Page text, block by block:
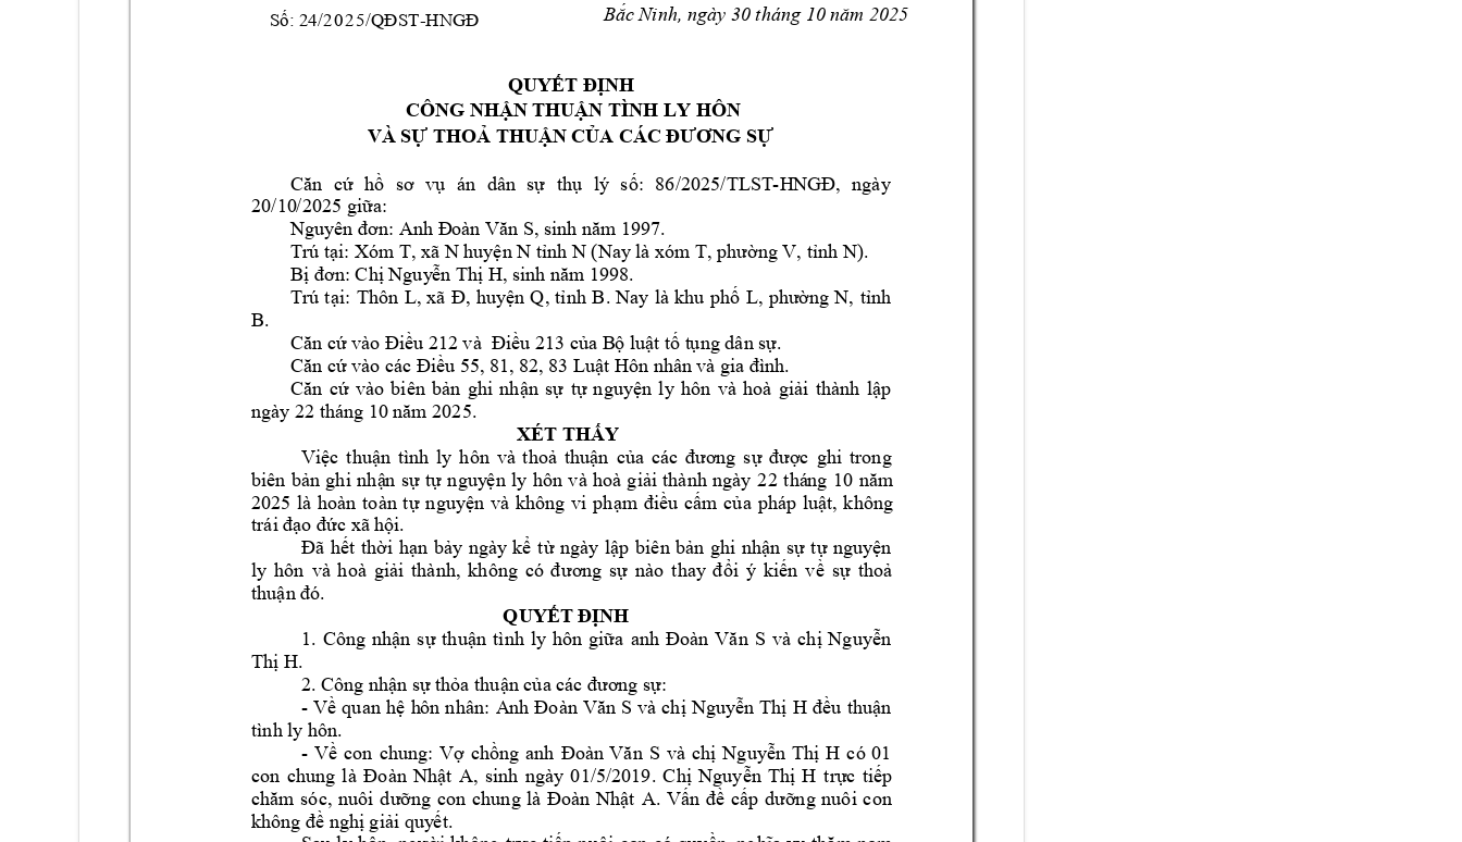
Số: 24/2025/QĐST-HNGĐ Bắc Ninh, ngày 30 tháng 10 năm 2025
QUYẾT ĐỊNH
CÔNG NHẬN THUẬN TÌNH LY HÔN
VÀ SỰ THOẢ THUẬN CỦA CÁC ĐƯƠNG SỰ
Căn cứ hồ sơ vụ án dân sự thụ lý số: 86/2025/TLST-HNGĐ, ngày
20/10/2025 giữa:
Nguyên đơn: Anh Đoàn Văn S, sinh năm 1997.
Trú tại: Xóm T, xã N huyện N tỉnh N (Nay là xóm T, phường V, tỉnh N).
Bị đơn: Chị Nguyễn Thị H, sinh năm 1998.
Trú tại: Thôn L, xã Đ, huyện Q, tỉnh B. Nay là khu phố L, phường N, tỉnh
B.
Căn cứ vào Điều 212 và Điều 213 của Bộ luật tố tụng dân sự.
Căn cứ vào các Điều 55, 81, 82, 83 Luật Hôn nhân và gia đình.
Căn cứ vào biên bản ghi nhận sự tự nguyện ly hôn và hoà giải thành lập
ngày 22 tháng 10 năm 2025.
XÉT THẤY
Việc thuận tình ly hôn và thoả thuận của các đương sự được ghi trong
biên bản ghi nhận sự tự nguyện ly hôn và hoà giải thành ngày 22 tháng 10 năm
2025 là hoàn toàn tự nguyện và không vi phạm điều cấm của pháp luật, không
trái đạo đức xã hội.
Đã hết thời hạn bảy ngày kể từ ngày lập biên bản ghi nhận sự tự nguyện
ly hôn và hoà giải thành, không có đương sự nào thay đổi ý kiến về sự thoả
thuận đó.
QUYẾT ĐỊNH
1. Công nhận sự thuận tình ly hôn giữa anh Đoàn Văn S và chị Nguyễn
Thị H.
2. Công nhận sự thỏa thuận của các đương sự:
- Về quan hệ hôn nhân: Anh Đoàn Văn S và chị Nguyễn Thị H đều thuận
tình ly hôn.
- Về con chung: Vợ chồng anh Đoàn Văn S và chị Nguyễn Thị H có 01
con chung là Đoàn Nhật A, sinh ngày 01/5/2019. Chị Nguyễn Thị H trực tiếp
chăm sóc, nuôi dưỡng con chung là Đoàn Nhật A. Vấn đề cấp dưỡng nuôi con
không đề nghị giải quyết.